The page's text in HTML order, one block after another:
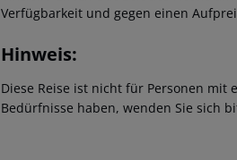
Verfügbarkeit und gegen einen
Hinweis:
Diese Reise ist nicht für Personen
Bedürfnisse haben, wenden Sie sich